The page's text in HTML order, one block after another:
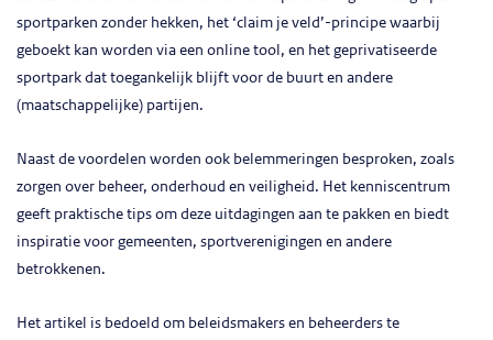
sportparken zonder hekken, het ‘claim je veld’-principe waarbij
geboekt kan worden via een online tool, en het geprivatiseerde
sportpark dat toegankelijk blijft voor de buurt en andere
(maatschappelijke) partijen.
Naast de voordelen worden ook belemmeringen besproken, zoals
zorgen over beheer, onderhoud en veiligheid. Het kenniscentrum
geeft praktische tips om deze uitdagingen aan te pakken en biedt
inspiratie voor gemeenten, sportverenigingen en andere
betrokkenen.
Het artikel is bedoeld om beleidsmakers en beheerders te